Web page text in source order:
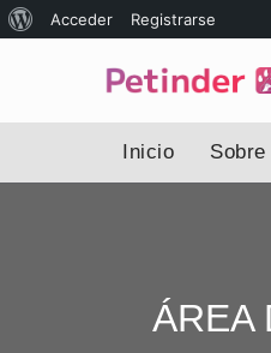
Acerca
WordPress
Acceder Registrarse
Inicio
ÁREA